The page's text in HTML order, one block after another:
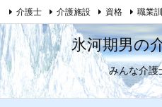
氷河期男の
みんな介護
介護士 介護施設 資格 職業
母がおかしくなった話 RSS